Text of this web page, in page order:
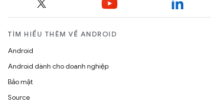
TÌM HIỂU THÊM VỀ ANDROID
Android
Android dành cho doanh nghiệp
Bảo mật
Source